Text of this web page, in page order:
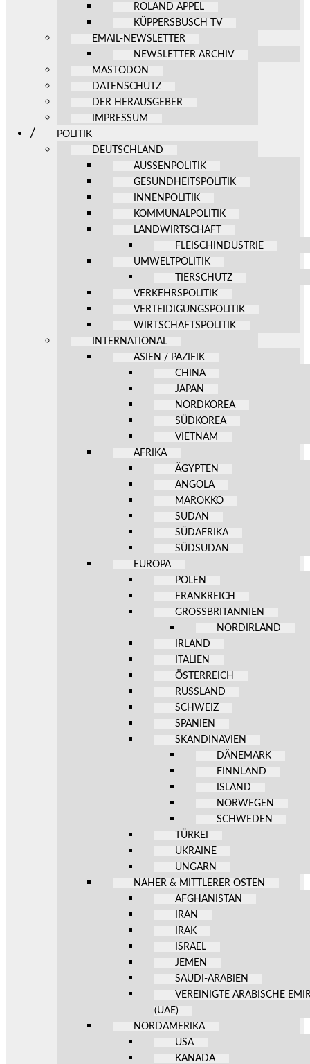
ROLAND APPEL
KÜPPERSBUSCH TV
EMAIL-NEWSLETTER
NEWSLETTER ARCHIV
MASTODON
DATENSCHUTZ
DER HERAUSGEBER
IMPRESSUM
POLITIK
DEUTSCHLAND
AUSSENPOLITIK
GESUNDHEITSPOLITIK
INNENPOLITIK
KOMMUNALPOLITIK
LANDWIRTSCHAFT
FLEISCHINDUSTRIE
UMWELTPOLITIK
TIERSCHUTZ
VERKEHRSPOLITIK
VERTEIDIGUNGSPOLITIK
WIRTSCHAFTSPOLITIK
INTERNATIONAL
ASIEN / PAZIFIK
CHINA
JAPAN
NORDKOREA
SÜDKOREA
VIETNAM
AFRIKA
ÄGYPTEN
ANGOLA
MAROKKO
SUDAN
SÜDAFRIKA
SÜDSUDAN
EUROPA
POLEN
FRANKREICH
GROSSBRITANNIEN
NORDIRLAND
IRLAND
ITALIEN
ÖSTERREICH
RUSSLAND
SCHWEIZ
SPANIEN
SKANDINAVIEN
DÄNEMARK
FINNLAND
ISLAND
NORWEGEN
SCHWEDEN
TÜRKEI
UKRAINE
UNGARN
NAHER & MITTLERER OSTEN
AFGHANISTAN
IRAN
IRAK
ISRAEL
JEMEN
SAUDI-ARABIEN
VEREINIGTE ARABISCHE
(UAE)
NORDAMERIKA
USA
KANADA